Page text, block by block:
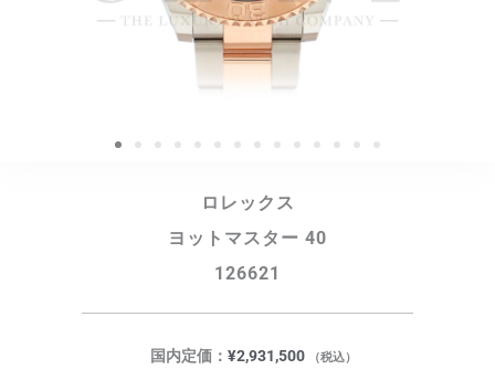
ロレックス
ヨットマスター 40
126621
国内定価： ¥2,931,500 （税込）